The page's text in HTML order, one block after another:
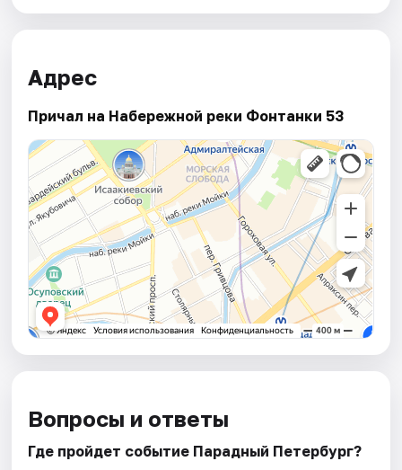
Адрес
Причал на Набережной реки Фонтанки 53
Вопросы и ответы
Где пройдет событие Парадный Петербург?